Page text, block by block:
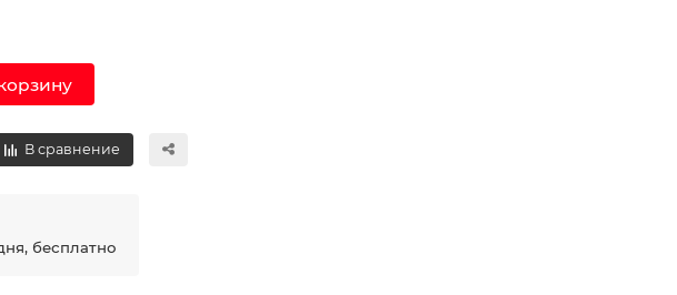
В сравнение
бесплатно